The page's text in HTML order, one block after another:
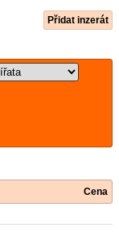
Přidat inzerát
Cena